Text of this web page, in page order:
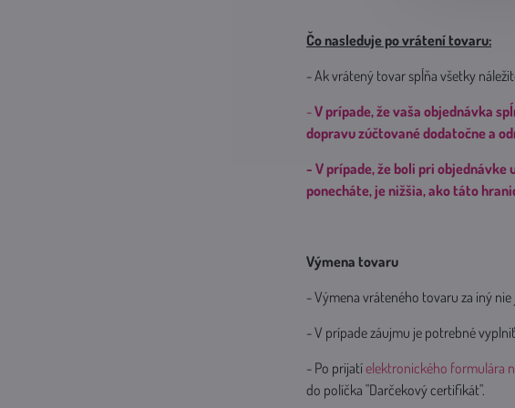
Čo nasleduje po vrátení tovaru:
- Ak vrátený tovar spĺňa všetky
-V prípade, že vaša objednávka
dopravu zúčtované dodatočne a
- V prípade, že boli pri
ponecháte, je nižšia, ako táto
Výmena tovaru
- Výmena vráteného tovaru za iný nie
- V prípade záujmu je potrebné
- Po prijatíelektronického formulára
do políčka "Darčekový certifikát".